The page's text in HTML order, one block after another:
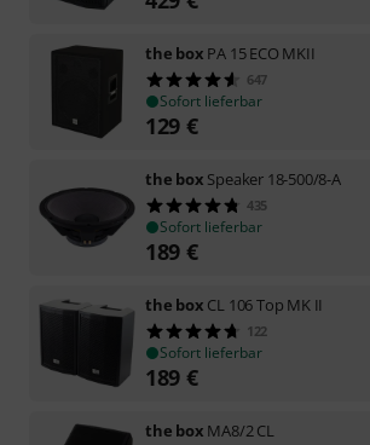
the box PA 15 ECO MKII
647
Sofort lieferbar
129 €
the box Speaker 18-500/8-A
435
Sofort lieferbar
189 €
the box CL 106 Top MK II
122
Sofort lieferbar
189 €
the box MA8/2 CL